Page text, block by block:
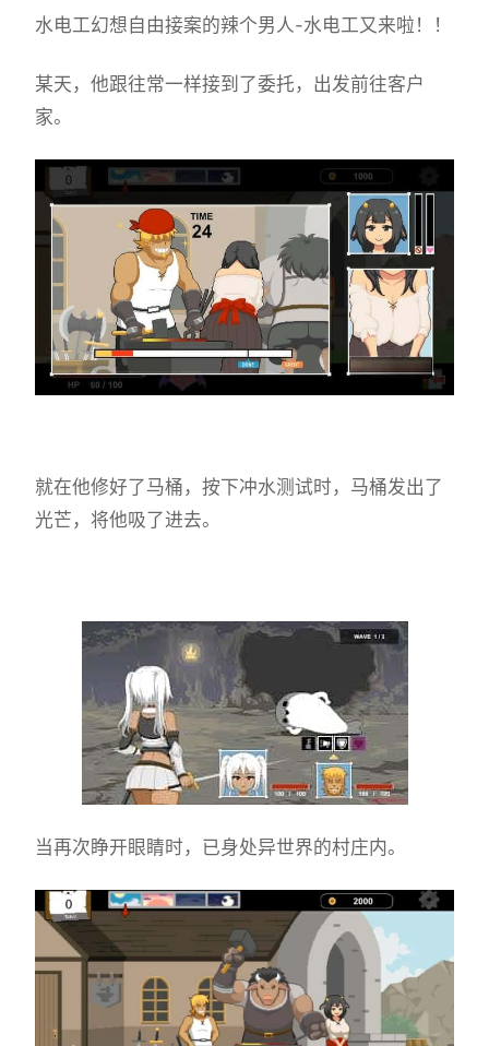
水电工幻想自由接案的辣个男人-水电工又来啦！！
某天，他跟往常一样接到了委托，出发前往客户
家。
就在他修好了马桶，按下冲水测试时，马桶发出了
光芒，将他吸了进去。
当再次睁开眼睛时，已身处异世界的村庄内。